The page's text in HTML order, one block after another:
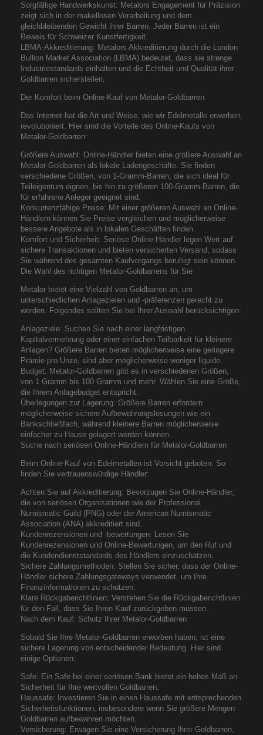
Sorgfältige Handwerkskunst: Metalors Engagement für Präzision
zeigt sich in der makellosen Verarbeitung und dem
gleichbleibenden Gewicht ihrer Barren. Jeder Barren ist ein
Beweis für Schweizer Kunstfertigkeit.
LBMA-Akkreditierung: Metalors Akkreditierung durch die London
Bullion Market Association (LBMA) bedeutet, dass sie strenge
Industriestandards einhalten und die Echtheit und Qualität ihrer
Goldbarren sicherstellen.
Der Komfort beim Online-Kauf von Metalor-Goldbarren
Das Internet hat die Art und Weise, wie wir Edelmetalle erwerben,
revolutioniert. Hier sind die Vorteile des Online-Kaufs von
Metalor-Goldbarren:
Größere Auswahl: Online-Händler bieten eine größere Auswahl an
Metalor-Goldbarren als lokale Ladengeschäfte. Sie finden
verschiedene Größen, von 1-Gramm-Barren, die sich ideal für
Teileigentum eignen, bis hin zu größeren 100-Gramm-Barren, die
für erfahrene Anleger geeignet sind.
Konkurrenzfähige Preise: Mit einer größeren Auswahl an Online-
Händlern können Sie Preise vergleichen und möglicherweise
bessere Angebote als in lokalen Geschäften finden.
Komfort und Sicherheit: Seriöse Online-Händler legen Wert auf
sichere Transaktionen und bieten versicherten Versand, sodass
Sie während des gesamten Kaufvorgangs beruhigt sein können.
Die Wahl des richtigen Metalor-Goldbarrens für Sie
Metalor bietet eine Vielzahl von Goldbarren an, um
unterschiedlichen Anlagezielen und -präferenzen gerecht zu
werden. Folgendes sollten Sie bei Ihrer Auswahl berücksichtigen:
Anlageziele: Suchen Sie nach einer langfristigen
Kapitalvermehrung oder einer einfachen Teilbarkeit für kleinere
Anlagen? Größere Barren bieten möglicherweise eine geringere
Prämie pro Unze, sind aber möglicherweise weniger liquide.
Budget: Metalor-Goldbarren gibt es in verschiedenen Größen,
von 1 Gramm bis 100 Gramm und mehr. Wählen Sie eine Größe,
die Ihrem Anlagebudget entspricht.
Überlegungen zur Lagerung: Größere Barren erfordern
möglicherweise sichere Aufbewahrungslösungen wie ein
Bankschließfach, während kleinere Barren möglicherweise
einfacher zu Hause gelagert werden können.
Suche nach seriösen Online-Händlern für Metalor-Goldbarren
Beim Online-Kauf von Edelmetallen ist Vorsicht geboten. So
finden Sie vertrauenswürdige Händler:
Achten Sie auf Akkreditierung: Bevorzugen Sie Online-Händler,
die von seriösen Organisationen wie der Professional
Numismatic Guild (PNG) oder der American Numismatic
Association (ANA) akkreditiert sind.
Kundenrezensionen und -bewertungen: Lesen Sie
Kundenrezensionen und Online-Bewertungen, um den Ruf und
die Kundendienststandards des Händlers einzuschätzen.
Sichere Zahlungsmethoden: Stellen Sie sicher, dass der Online-
Händler sichere Zahlungsgateways verwendet, um Ihre
Finanzinformationen zu schützen.
Klare Rückgaberichtlinien: Verstehen Sie die Rückgaberichtlinien
für den Fall, dass Sie Ihren Kauf zurückgeben müssen.
Nach dem Kauf: Schutz Ihrer Metalor-Goldbarren
Sobald Sie Ihre Metalor-Goldbarren erworben haben, ist eine
sichere Lagerung von entscheidender Bedeutung. Hier sind
einige Optionen:
Safe: Ein Safe bei einer seriösen Bank bietet ein hohes Maß an
Sicherheit für Ihre wertvollen Goldbarren.
Haussafe: Investieren Sie in einen Haussafe mit entsprechenden
Sicherheitsfunktionen, insbesondere wenn Sie größere Mengen
Goldbarren aufbewahren möchten.
Versicherung: Erwägen Sie eine Versicherung Ihrer Goldbarren,